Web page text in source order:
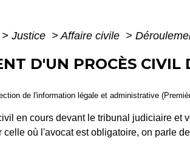
> Justice > Affaire civile >
D'UN PROCÈS
de l'information légale et administrative
en cours devant le tribunal judiciaire et
celle où l'avocat est obligatoire, on parle de